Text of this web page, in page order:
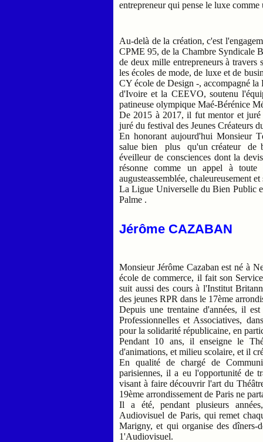
entrepreneur qui pense le luxe comme
Au-delà de la création, c'est
CPME 95, de la Chambre Syndicale
de deux mille entrepreneurs à travers
les écoles de mode, de luxe et de
CY école de Design -, accompagné
d'Ivoire et la CEEVO, soutenu
patineuse olympique Maé-Bérénice
De 2015 à 2017, il fut mentor et
juré du festival des Jeunes Créateurs
En honorant aujourd'hui Monsieur
salue bien plus qu'un créateur de
éveilleur de consciences dont la
résonne comme un appel à
augusteassemblée, chaleureusement
La Ligue Universelle du Bien Public
Palme .
Jérôme CAZABAN
Monsieur Jérôme Cazaban est né à
école de commerce, il fait son
suit aussi des cours à l'Institut
des jeunes RPR dans le 17ème
Depuis une trentaine d'années, il
Professionnelles et Associatives,
pour la solidarité républicaine, en
Pendant 10 ans, il enseigne le
d'animations, et milieu scolaire, et il
En qualité de chargé de
parisiennes, il a eu l'opportunité de
visant à faire découvrir l'art du
19ème arrondissement de Paris ne
Il a été, pendant plusieurs
Audiovisuel de Paris, qui remet
Marigny, et qui organise des dîners-
1'Audiovisuel.